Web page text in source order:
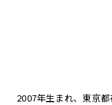
2007年生まれ、東京